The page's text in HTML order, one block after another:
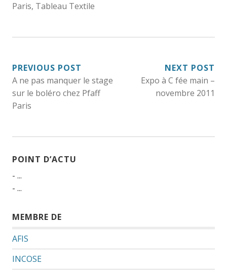
Paris, Tableau Textile
NAVIGATION
DE
L’ARTICLE
PREVIOUS POST
A ne pas manquer le stage
sur le boléro chez Pfaff
Paris
NEXT POST
Expo à C fée main –
novembre 2011
POINT D’ACTU
- ...
- ...
MEMBRE DE
AFIS
INCOSE